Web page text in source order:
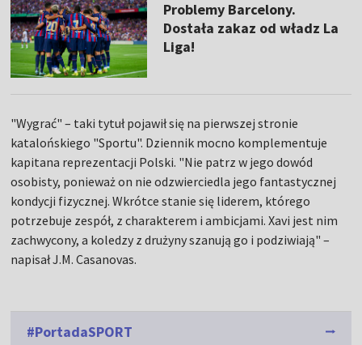
Problemy Barcelony.
Dostała zakaz od władz La
Liga!
"Wygrać" – taki tytuł pojawił się na pierwszej stronie
katalońskiego "Sportu". Dziennik mocno komplementuje
kapitana reprezentacji Polski. "Nie patrz w jego dowód
osobisty, ponieważ on nie odzwierciedla jego fantastycznej
kondycji fizycznej. Wkrótce stanie się liderem, którego
potrzebuje zespół, z charakterem i ambicjami. Xavi jest nim
zachwycony, a koledzy z drużyny szanują go i podziwiają" –
napisał J.M. Casanovas.
#PortadaSPORT